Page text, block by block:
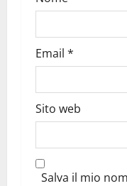
Email *
Sito web
Salva il mio